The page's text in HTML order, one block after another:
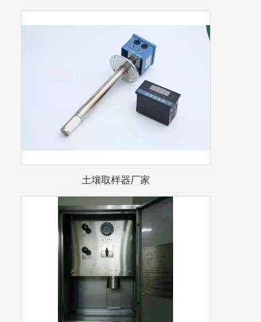
土壤取样器厂家